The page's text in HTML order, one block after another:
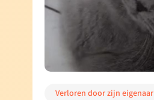
Verloren door zijn eigenaar